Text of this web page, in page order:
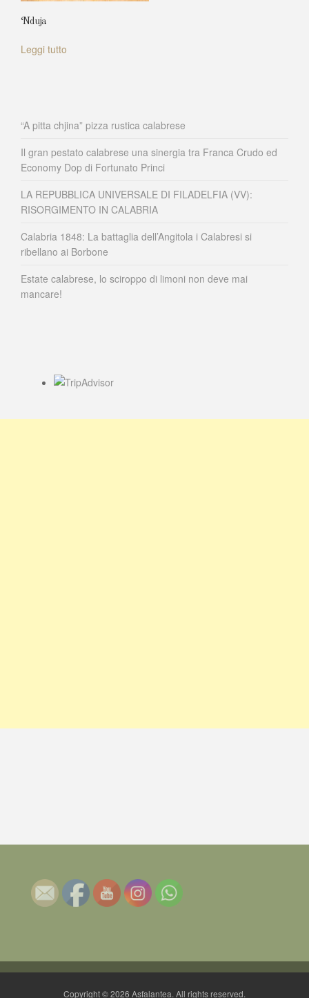
‘Nduja
Leggi tutto
“A pitta chjina” pizza rustica calabrese
Il gran pestato calabrese una sinergia tra Franca Crudo ed
Economy Dop di Fortunato Princi
LA REPUBBLICA UNIVERSALE DI FILADELFIA (VV):
RISORGIMENTO IN CALABRIA
Calabria 1848: La battaglia dell’Angitola i Calabresi si
ribellano ai Borbone
Estate calabrese, lo sciroppo di limoni non deve mai
mancare!
Copyright © 2026 Asfalantea. All rights reserved.